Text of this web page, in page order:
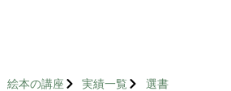
絵本の講座 実績一覧
選書